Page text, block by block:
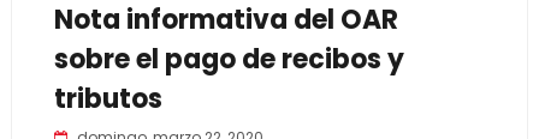
Nota informativa del OAR
sobre el pago de recibos y
tributos